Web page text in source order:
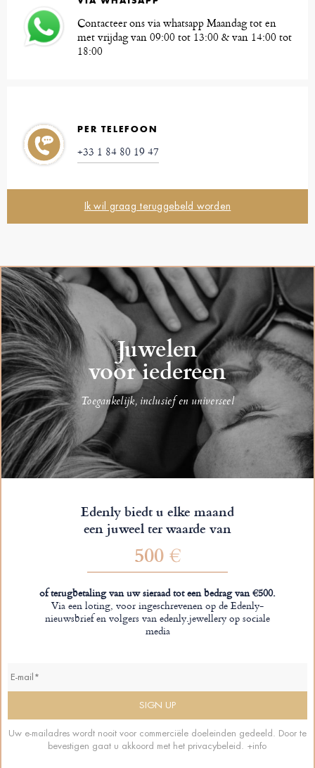
Contacteer ons via whatsapp Maandag tot en
met vrijdag van 09:00 tot 13:00 & van 14:00 tot
18:00
PER TELEFOON
+33 1 84 80 19 47
Ik wil graag teruggebeld worden
Juwelen
voor iedereen
Toegankelijk, inclusief en universeel
Edenly biedt u elke maand
een juweel ter waarde van
500 €
of terugbetaling van uw sieraad tot een bedrag van €500.
Via een loting, voor ingeschrevenen op de Edenly-
nieuwsbrief en volgers van edenly.jewellery op sociale
media
Uw e-mailadres wordt nooit voor commerciële doeleinden gedeeld. Door te
bevestigen gaat u akkoord met het privacybeleid. +info